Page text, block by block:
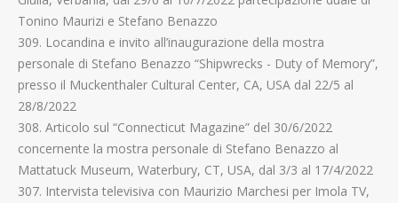
Tonino Maurizi e Stefano Benazzo
309. Locandina e invito all’inaugurazione della mostra
personale di Stefano Benazzo “Shipwrecks - Duty of Memory”,
presso il Muckenthaler Cultural Center, CA, USA dal 22/5 al
28/8/2022
308. Articolo sul “Connecticut Magazine” del 30/6/2022
concernente la mostra personale di Stefano Benazzo al
Mattatuck Museum, Waterbury, CT, USA, dal 3/3 al 17/4/2022
307. Intervista televisiva con Maurizio Marchesi per Imola TV,